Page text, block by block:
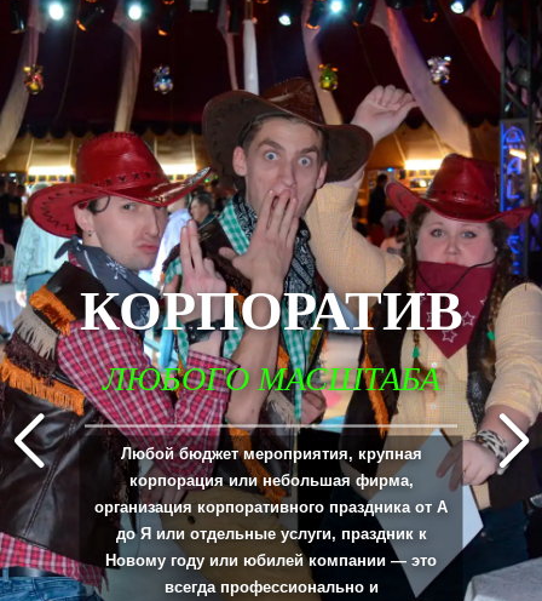
КОРПОРАТИВ
ЛЮБОГО МАСШТАБА
_____________________________________________________________________________
Любой бюджет мероприятия, крупная
корпорация или небольшая фирма,
организация корпоративного праздника от А
до Я или отдельные услуги, праздник к
Новому году или юбилей компании — это
всегда профессионально и